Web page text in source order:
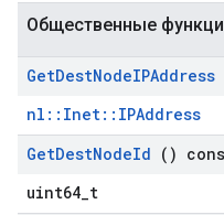
Общественные
GetDestNodeIPAddress
nl::Inet::IPAddress
GetDestNodeId ()
uint64_t